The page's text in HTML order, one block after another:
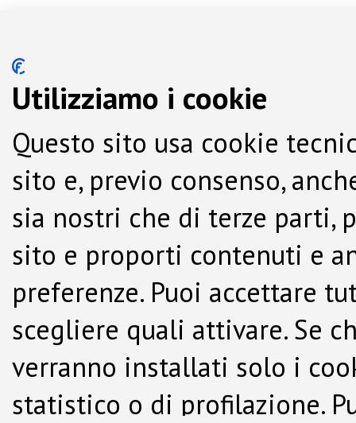
Utilizziamo i cookie
Questo sito usa cookie
sito e, previo consenso,
sia nostri che di terze parti,
sito e proporti contenuti e
preferenze. Puoi accettare
scegliere quali attivare. Se
verranno installati solo i
statistico o di profilazione.